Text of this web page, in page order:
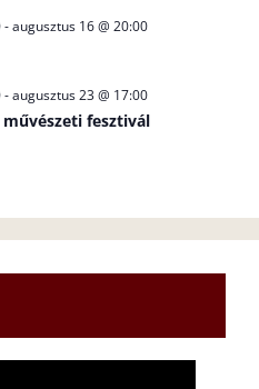
-augusztus 16 @ 20:00
-augusztus 23 @ 17:00
fesztivál